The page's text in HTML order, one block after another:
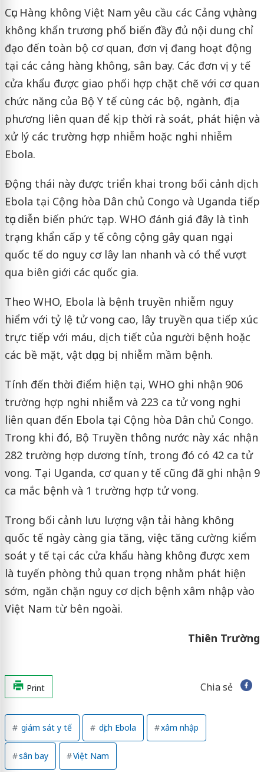
Cục Hàng không Việt Nam yêu cầu các Cảng vụ hàng
không khẩn trương phổ biến đầy đủ nội dung chỉ
đạo đến toàn bộ cơ quan, đơn vị đang hoạt động
tại các cảng hàng không, sân bay. Các đơn vị y tế
cửa khẩu được giao phối hợp chặt chẽ với cơ quan
chức năng của Bộ Y tế cùng các bộ, ngành, địa
phương liên quan để kịp thời rà soát, phát hiện và
xử lý các trường hợp nhiễm hoặc nghi nhiễm
Ebola.
Động thái này được triển khai trong bối cảnh dịch
Ebola tại Cộng hòa Dân chủ Congo và Uganda tiếp
tục diễn biến phức tạp. WHO đánh giá đây là tình
trạng khẩn cấp y tế công cộng gây quan ngại
quốc tế do nguy cơ lây lan nhanh và có thể vượt
qua biên giới các quốc gia.
Theo WHO, Ebola là bệnh truyền nhiễm nguy
hiểm với tỷ lệ tử vong cao, lây truyền qua tiếp xúc
trực tiếp với máu, dịch tiết của người bệnh hoặc
các bề mặt, vật dụng bị nhiễm mầm bệnh.
Tính đến thời điểm hiện tại, WHO ghi nhận 906
trường hợp nghi nhiễm và 223 ca tử vong nghi
liên quan đến Ebola tại Cộng hòa Dân chủ Congo.
Trong khi đó, Bộ Truyền thông nước này xác nhận
282 trường hợp dương tính, trong đó có 42 ca tử
vong. Tại Uganda, cơ quan y tế cũng đã ghi nhận 9
ca mắc bệnh và 1 trường hợp tử vong.
Trong bối cảnh lưu lượng vận tải hàng không
quốc tế ngày càng gia tăng, việc tăng cường kiểm
soát y tế tại các cửa khẩu hàng không được xem
là tuyến phòng thủ quan trọng nhằm phát hiện
sớm, ngăn chặn nguy cơ dịch bệnh xâm nhập vào
Việt Nam từ bên ngoài.
Thiên Trường
Print Chia sẻ
giám sát y tế dịch Ebola xâm nhập
sân bay Việt Nam